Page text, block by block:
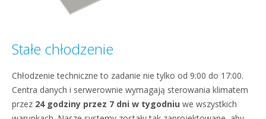
Stałe chłodzenie
Chłodzenie techniczne to zadanie nie tylko od 9:00 do 17:00.
Centra danych i serwerownie wymagają sterowania klimatem
przez 24 godziny przez 7 dni w tygodniu we wszystkich